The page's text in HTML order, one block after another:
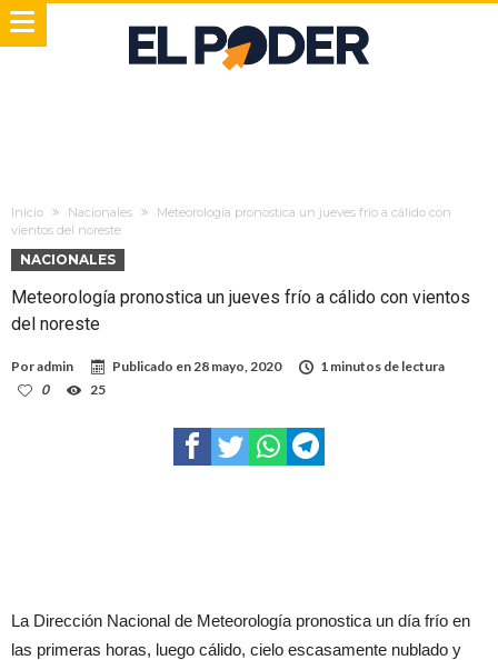
Inicio Nacionales
Meteorología pronostica un jueves frío a cálido con
vientos del noreste
NACIONALES
Meteorología pronostica un jueves frío a cálido con vientos
del noreste
Poradmin Publicado en28 mayo, 2020
1 minutos de lectura
0
25
La Dirección Nacional de Meteorología pronostica un día frío en
las primeras horas, luego cálido, cielo escasamente nublado y